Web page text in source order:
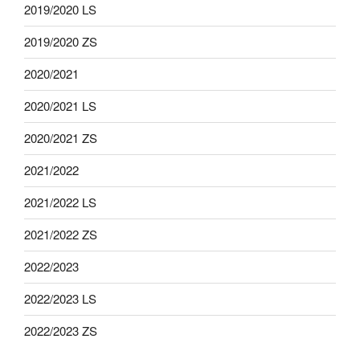
2019/2020 LS
2019/2020 ZS
2020/2021
2020/2021 LS
2020/2021 ZS
2021/2022
2021/2022 LS
2021/2022 ZS
2022/2023
2022/2023 LS
2022/2023 ZS